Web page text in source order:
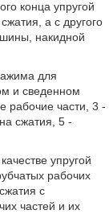
конца упругой
а с другого
накидной
для
и сведенном
рабочие части, 3 -
сжатия, 5 -
упругой
рабочих
с
частей и их